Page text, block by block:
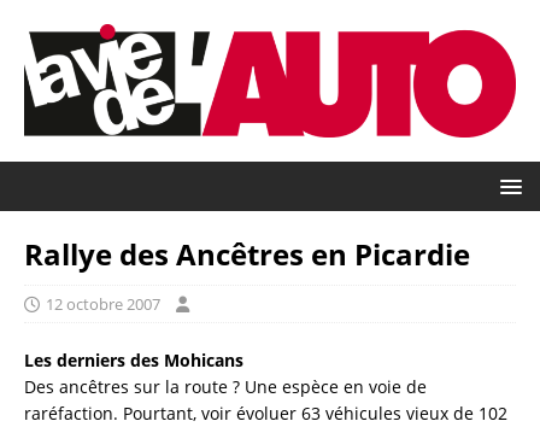
Rallye des Ancêtres en Picardie
12 octobre 2007
Les derniers des Mohicans
Des ancêtres sur la route ? Une espèce en voie de
raréfaction. Pourtant, voir évoluer 63 véhicules vieux de 102